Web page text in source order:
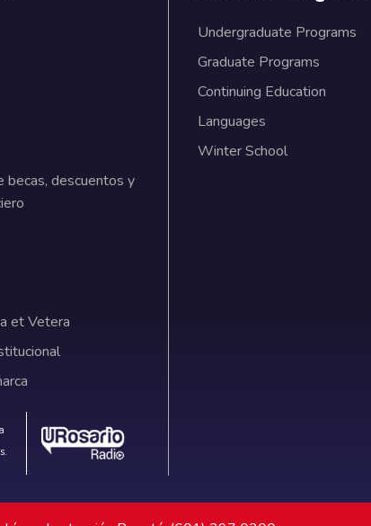
becas, descuentos y
et Vetera
Undergraduate Programs
Graduate Programs
Continuing Education
Languages
Winter School